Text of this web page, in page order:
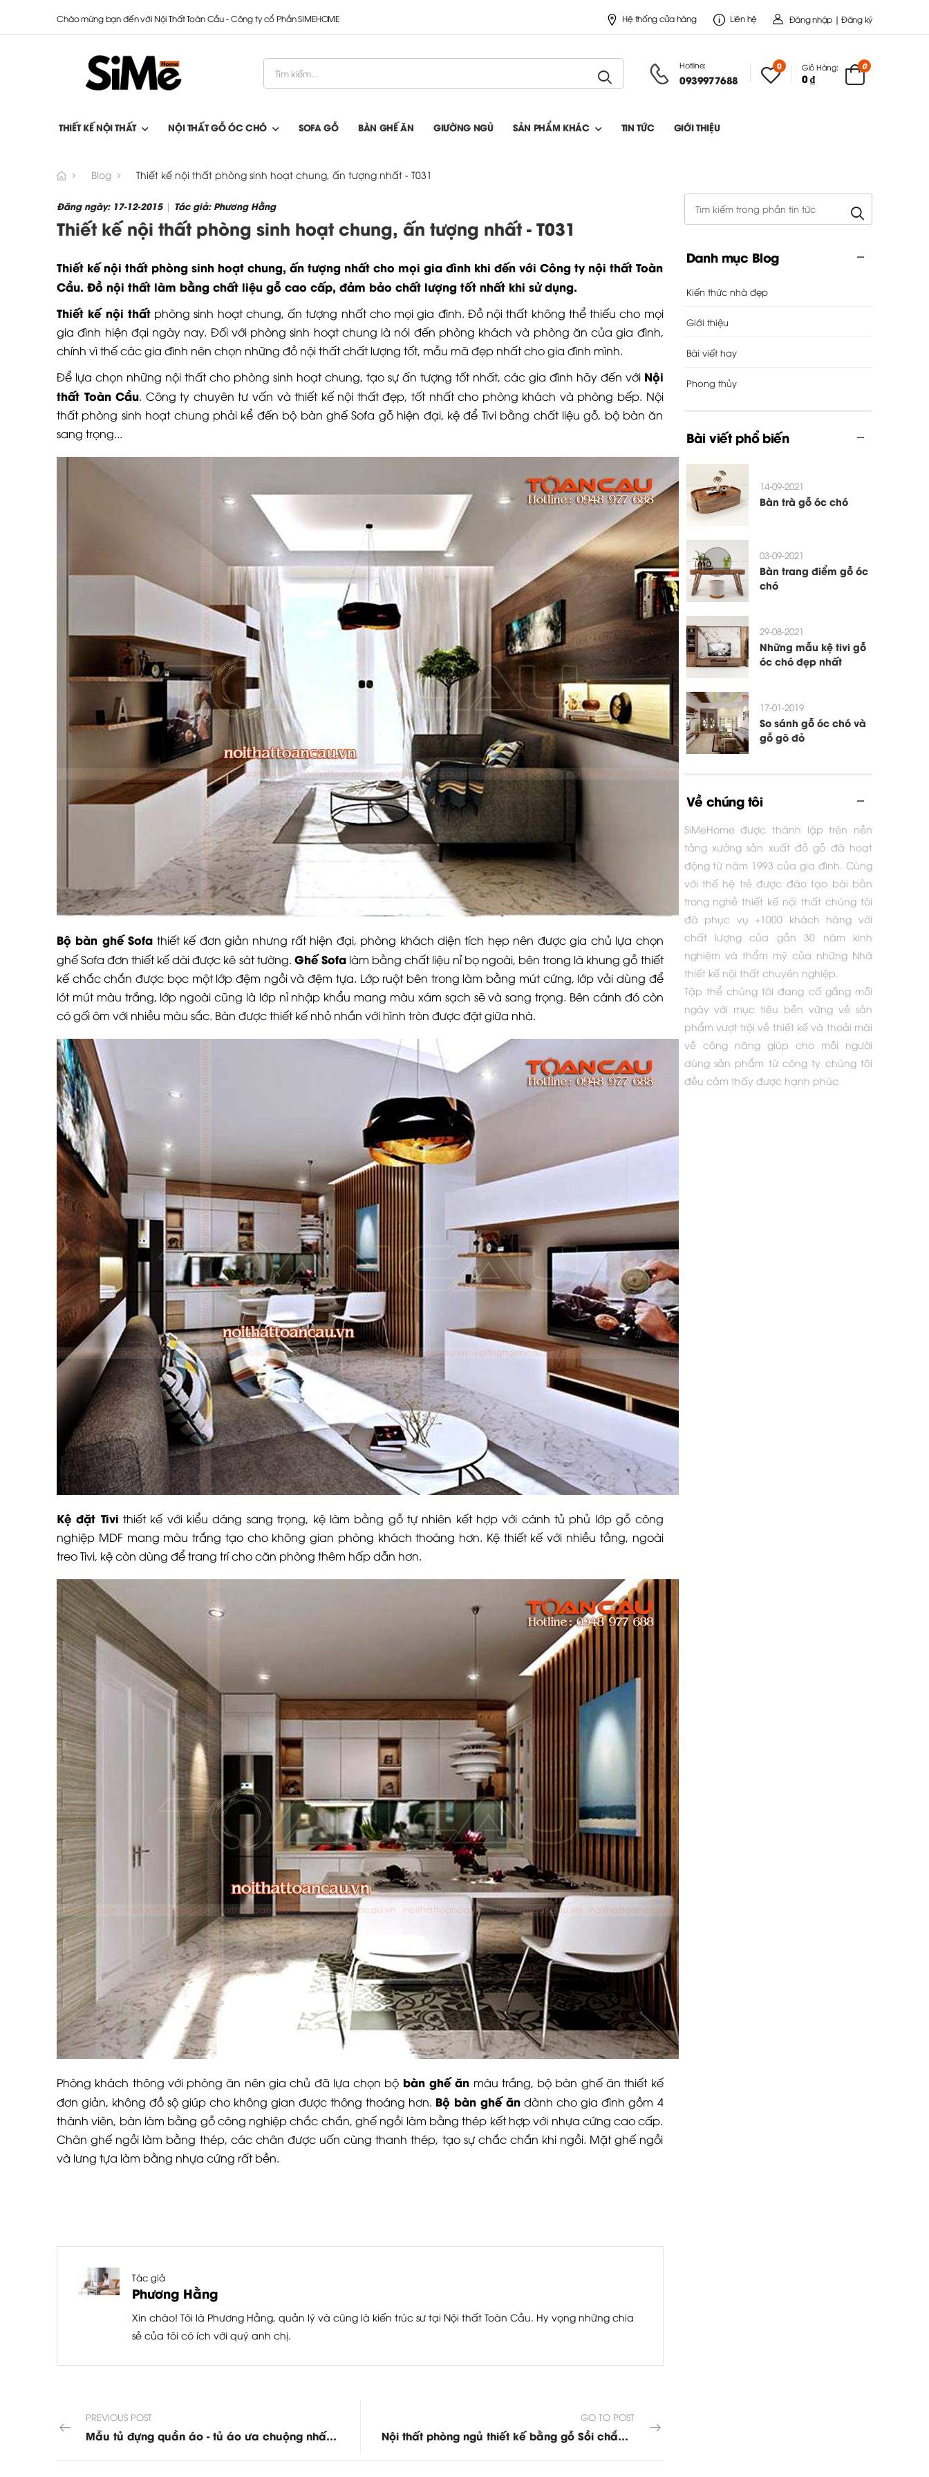
Chào mừng bạn đến với Nội Thất Toàn Cầu - Công ty cổ Phần SIMEHOME Hệ thống cửa hàng Liên hệ Đăng nhập | Đăng ký
Hotline:
0939977688
0 Giỏ Hàng:
0 ₫
0
THIẾT KẾ NỘI THẤT NỘI THẤT GỖ ÓC CHÓ SOFA GỖ BÀN GHẾ ĂN GIƯỜNG NGỦ SẢN PHẨM KHÁC TIN TỨC GIỚI THIỆU
Blog Thiết kế nội thất phòng sinh hoạt chung, ấn tượng nhất - T031
Đăng ngày: 17-12-2015| Tác giả: Phương Hằng
Thiết kế nội thất phòng sinh hoạt chung, ấn tượng nhất - T031
Thiết kế nội thất phòng sinh hoạt chung, ấn tượng nhất cho mọi gia đình khi đến với Công ty nội thất Toàn
Cầu. Đồ nội thất làm bằng chất liệu gỗ cao cấp, đảm bảo chất lượng tốt nhất khi sử dụng.
Thiết kế nội thấtphòng sinh hoạt chung, ấn tượng nhất cho mọi gia đình. Đồ nội thất không thể thiếu cho mọi
gia đình hiện đại ngày nay. Đối với phòng sinh hoạt chung là nói đến phòng khách và phòng ăn của gia đình,
chính vì thế các gia đình nên chọn những đồ nội thất chất lượng tốt, mẫu mã đẹp nhất cho gia đình mình.
Để lựa chọn những nội thất cho phòng sinh hoạt chung, tạo sự ấn tượng tốt nhất, các gia đình hãy đến với Nội
thất Toàn Cầu. Công ty chuyên tư vấn và thiết kế nội thất đẹp, tốt nhất cho phòng khách và phòng bếp. Nội
thất phòng sinh hoạt chung phải kể đến bộ bàn ghế Sofa gỗ hiện đại, kệ để Tivi bằng chất liệu gỗ, bộ bàn ăn
sang trọng...
Bộ bàn ghế Sofa thiết kế đơn giản nhưng rất hiện đại, phòng khách diện tích hẹp nên được gia chủ lựa chọn
ghế Sofa đơn thiết kế dài được kê sát tường. Ghế Sofalàm bằng chất liệu nỉ bọ ngoài, bên trong là khung gỗ thiết
kế chắc chắn được bọc một lớp đệm ngồi và đệm tựa. Lớp ruột bên trong làm bằng mút cứng, lớp vải dùng để
lót mút màu trắng, lớp ngoài cũng là lớp nỉ nhập khẩu mang màu xám sạch sẽ và sang trọng. Bên cánh đó còn
có gối ôm với nhiều màu sắc. Bàn được thiết kế nhỏ nhắn với hình tròn được đặt giữa nhà.
Kệ đặt Tivi thiết kế với kiểu dáng sang trọng, kệ làm bằng gỗ tự nhiên kết hợp với cánh tủ phủ lớp gỗ công
nghiệp MDF mang màu trắng tạo cho không gian phòng khách thoáng hơn. Kệ thiết kế với nhiều tầng, ngoài
treo Tivi, kệ còn dùng để trang trí cho căn phòng thêm hấp dẫn hơn.
Phòng khách thông với phòng ăn nên gia chủ đã lựa chọn bộ bàn ghế ăn màu trắng, bộ bàn ghế ăn thiết kế
đơn giản, không đồ sộ giúp cho không gian được thông thoáng hơn. Bộ bàn ghế ăn dành cho gia đình gồm 4
thành viên, bàn làm bằng gỗ công nghiệp chắc chắn, ghế ngồi làm bằng thép kết hợp với nhựa cứng cao cấp.
Chân ghế ngồi làm bằng thép, các chân được uốn cùng thanh thép, tạo sự chắc chắn khi ngồi. Mặt ghế ngồi
và lưng tựa làm bằng nhựa cứng rất bền.
Tác giả
Phương Hằng
Xin chào! Tôi là Phương Hằng, quản lý và cũng là kiến trúc sư tại Nội thất Toàn Cầu. Hy vọng những chia
sẻ của tôi có ích với quý anh chị.
PREVIOUS POST
Mẫu tủ đựng quần áo - tủ áo ưa chuộng nhất hiện nay - T030
GO TO POST
Nội thất phòng ngủ thiết kế bằng gỗ Sồi chắc chắn - T033
Danh mục Blog
Kiến thức nhà đẹp
Giới thiệu
Bài viết hay
Phong thủy
Bài viết phổ biến
14-09-2021
Bàn trà gỗ óc chó
03-09-2021
Bàn trang điểm gỗ óc
chó
29-08-2021
Những mẫu kệ tivi gỗ
óc chó đẹp nhất
17-01-2019
So sánh gỗ óc chó và
gỗ gõ đỏ
Về chúng tôi
SiMeHome được thành lập trên nền
tảng xưởng sản xuất đồ gỗ đã hoạt
động từ năm 1993 của gia đình. Cùng
với thế hệ trẻ được đào tạo bài bản
trong nghề thiết kế nội thất chúng tôi
đã phục vụ +1000 khách hàng với
chất lượng của gần 30 năm kinh
nghiệm và thẩm mỹ của những Nhà
thiết kế nội thất chuyên nghiệp.
Tập thể chúng tôi đang cố gắng mỗi
ngày với mục tiêu bền vững về sản
phẩm vượt trội về thiết kế và thoải mái
về công năng giúp cho mỗi người
dùng sản phẩm từ công ty chúng tôi
đều cảm thấy được hạnh phúc